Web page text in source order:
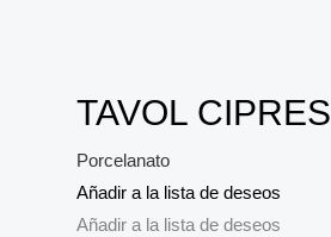
TAVOL CIPRES
Porcelanato
Añadir a la lista de deseos
Añadir a la lista de deseos